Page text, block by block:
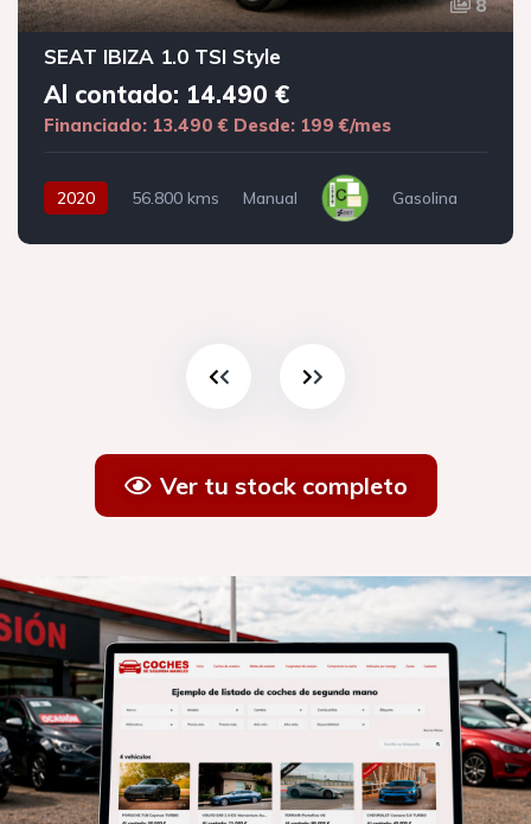
8
SEAT IBIZA 1.0 TSI Style
Al contado: 14.490 €
Financiado: 13.490 € Desde: 199 €/mes
2020 56.800 kms Manual Gasolina
Ver tu stock completo